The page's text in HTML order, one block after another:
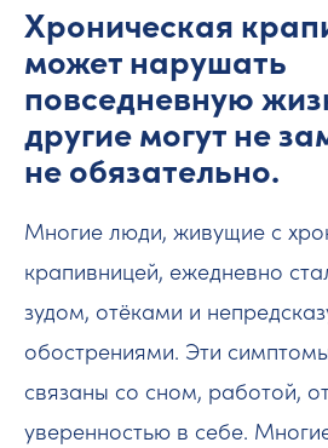
Хроническая
может нарушать
повседневную
другие могут не
не обязательно.
Многие люди, живущие с
крапивницей, ежедневно
зудом, отёками и
обострениями. Эти
связаны со сном, работой,
уверенностью в себе.